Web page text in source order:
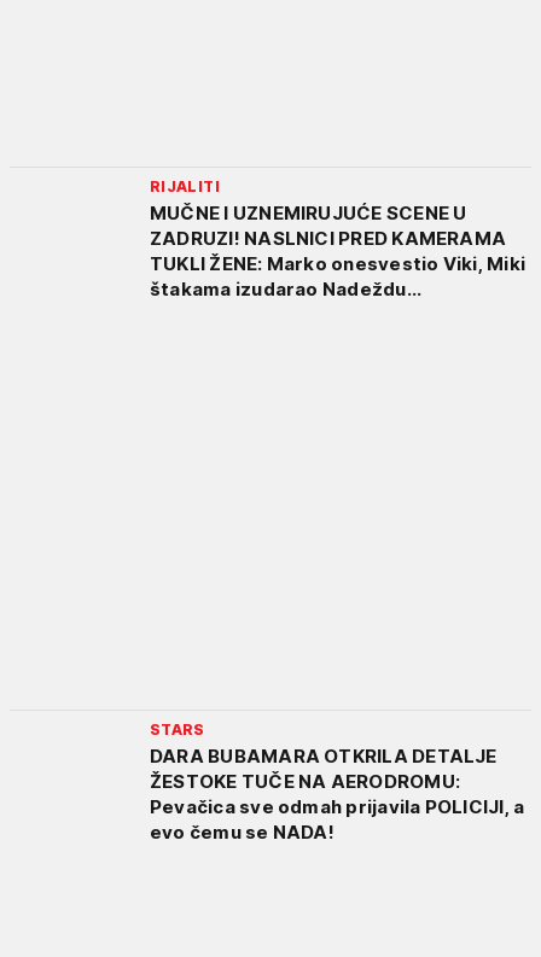
RIJALITI
MUČNE I UZNEMIRUJUĆE SCENE U
ZADRUZI! NASLNICI PRED KAMERAMA
TUKLI ŽENE: Marko onesvestio Viki, Miki
štakama izudarao Nadeždu...
STARS
DARA BUBAMARA OTKRILA DETALJE
ŽESTOKE TUČE NA AERODROMU:
Pevačica sve odmah prijavila POLICIJI, a
evo čemu se NADA!